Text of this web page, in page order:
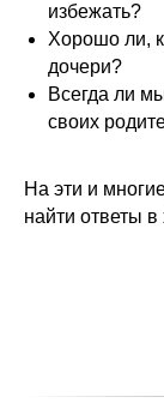
избежать?
Хорошо ли,
дочери?
Всегда ли
своих
На эти и
найти ответы в